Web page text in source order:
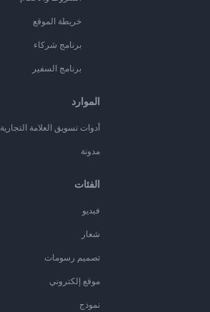
خريطة الموقع
برنامج شركاء
برنامج السفير
الموارد
أدوات تسويق العلامة التجارية
مدونة
الفئات
فيديو
شعار
تصميم رسومات
موقع إلكتروني
نموذج